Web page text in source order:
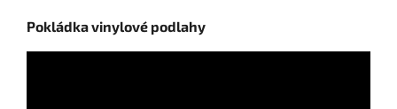
Pokládka vinylové podlahy